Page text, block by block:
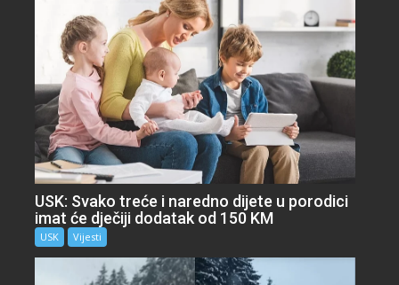
USK: Svako treće i naredno dijete u porodici
imat će dječiji dodatak od 150 KM
USK Vijesti